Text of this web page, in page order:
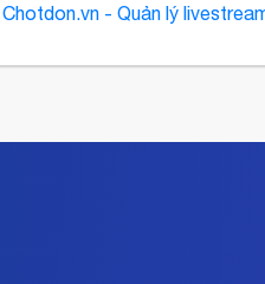
Chotdon.vn - Quản lý